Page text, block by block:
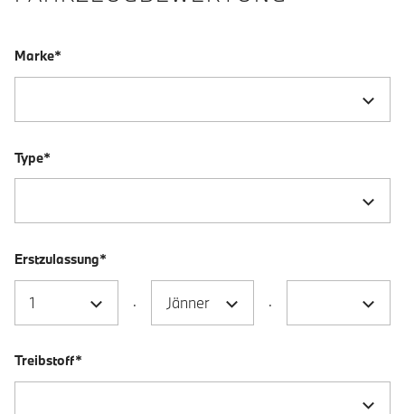
Marke*
Type*
Erstzulassung*
. .
Treibstoff*